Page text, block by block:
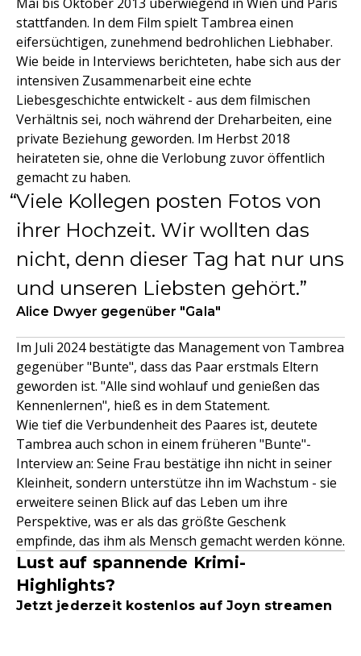
stattfanden. In dem Film spielt Tambrea einen
eifersüchtigen, zunehmend bedrohlichen Liebhaber.
Wie beide in Interviews berichteten, habe sich aus der
intensiven Zusammenarbeit eine echte
Liebesgeschichte entwickelt - aus dem filmischen
Verhältnis sei, noch während der Dreharbeiten, eine
private Beziehung geworden. Im Herbst 2018
heirateten sie, ohne die Verlobung zuvor öffentlich
gemacht zu haben.
Viele Kollegen posten Fotos von
ihrer Hochzeit. Wir wollten das
nicht, denn dieser Tag hat nur uns
und unseren Liebsten gehört.
Alice Dwyer gegenüber "Gala"
Im Juli 2024 bestätigte das Management von Tambrea
gegenüber "Bunte", dass das Paar erstmals Eltern
geworden ist. "Alle sind wohlauf und genießen das
Kennenlernen", hieß es in dem Statement.
Wie tief die Verbundenheit des Paares ist, deutete
Tambrea auch schon in einem früheren "Bunte"-
Interview an: Seine Frau bestätige ihn nicht in seiner
Kleinheit, sondern unterstütze ihn im Wachstum - sie
erweitere seinen Blick auf das Leben um ihre
Perspektive, was er als das größte Geschenk
empfinde, das ihm als Mensch gemacht werden könne.
Lust auf spannende Krimi-
Highlights?
Jetzt jederzeit kostenlos auf Joyn streamen